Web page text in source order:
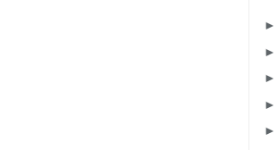
►
►
►
►
►